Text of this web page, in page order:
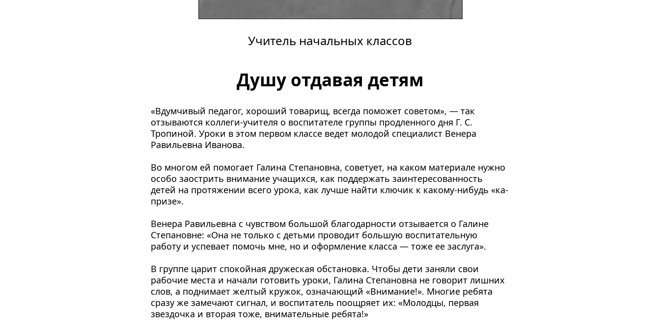
Душу отдавая детям
«Вдумчивый педагог, хороший товарищ, всегда поможет советом», — так
отзываются коллеги-учи­теля о воспитателе груп­пы продленного дня Г. С.
Тропиной. Уроки в этом первом классе ведет мо­лодой специалист Венера
Равильевна Иванова.
Во многом ей помогает Галина Степано­вна, советует, на каком материале нужно
особо заострить внимание уча­щихся, как поддержать заинтересованность
детей на протяжении всего уро­ка, как лучше найти клю­чик к какому-нибудь «ка­
призе».
Венера Равильевна с чувством большой благо­дарности отзывается о Галине
Степановне: «Она не только с детьми прово­дит большую воспитатель­ную
работу и успевает помочь мне, но и оформ­ление класса — тоже ее заслуга».
В группе царит спокой­ная дружеская обстанов­ка. Чтобы дети заняли свои
рабочие места и на­чали готовить уроки, Га­лина Степановна не гово­рит лишних
слов, а под­нимает желтый кружок, означающий «Внимание!». Многие ребята
сразу же замечают сигнал, и воспи­татель поощряет их: «Мо­лодцы, первая
звездочка и вторая тоже, вниматель­ные ребята!»
Учитель начальных классов